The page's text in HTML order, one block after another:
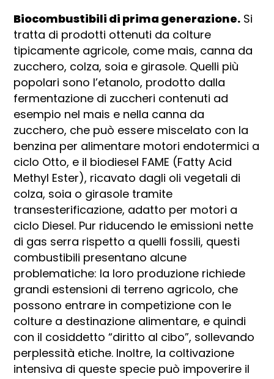
Biocombustibili di prima generazione. Si
tratta di prodotti ottenuti da colture
tipicamente agricole, come mais, canna da
zucchero, colza, soia e girasole. Quelli più
popolari sono l’etanolo, prodotto dalla
fermentazione di zuccheri contenuti ad
esempio nel mais e nella canna da
zucchero, che può essere miscelato con la
benzina per alimentare motori endotermici a
ciclo Otto, e il biodiesel FAME (Fatty Acid
Methyl Ester), ricavato dagli oli vegetali di
colza, soia o girasole tramite
transesterificazione, adatto per motori a
ciclo Diesel. Pur riducendo le emissioni nette
di gas serra rispetto a quelli fossili, questi
combustibili presentano alcune
problematiche: la loro produzione richiede
grandi estensioni di terreno agricolo, che
possono entrare in competizione con le
colture a destinazione alimentare, e quindi
con il cosiddetto “diritto al cibo”, sollevando
perplessità etiche. Inoltre, la coltivazione
intensiva di queste specie può impoverire il